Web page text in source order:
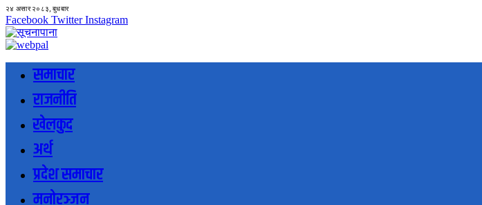
२४ असार २०८३, बुधबार
Facebook Twitter Instagram
समाचार
राजनीति
खेलकुद
अर्थ
प्रदेश समाचार
मनोरञ्जन